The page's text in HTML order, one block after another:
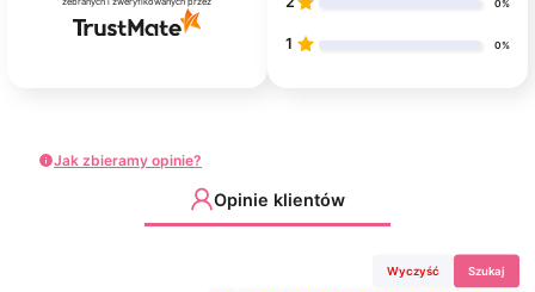
0%
1 0%
Jak zbieramy opinie?
Opinie klientów
Wyczyść Szukaj